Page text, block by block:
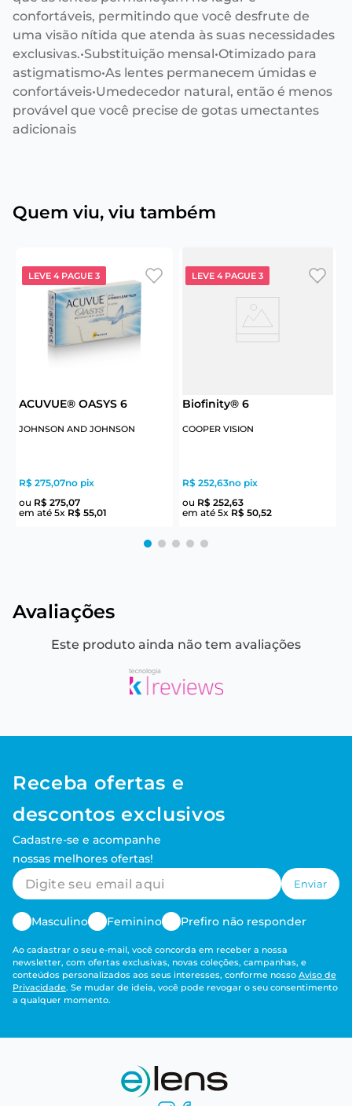
confortáveis, permitindo que você desfrute de
uma visão nítida que atenda às suas necessidades
exclusivas.•Substituição mensal•Otimizado para
astigmatismo•As lentes permanecem úmidas e
confortáveis•Umedecedor natural, então é menos
provável que você precise de gotas umectantes
adicionais
Quem viu, viu também
LEVE 4 PAGUE 3
ACUVUE® OASYS 6
JOHNSON AND JOHNSON
R$ 275,07no pix
ou R$ 275,07
em até 5x R$ 55,01
LEVE 4 PAGUE 3
Biofinity® 6
COOPER VISION
R$ 252,63no pix
ou R$ 252,63
em até 5x R$ 50,52
Avaliações
Este produto ainda não tem avaliações
Receba ofertas e
descontos exclusivos
Cadastre-se e acompanhe
nossas melhores ofertas!
Enviar
Masculino Feminino Prefiro não responder
Ao cadastrar o seu e-mail, você concorda em receber a nossa
newsletter, com ofertas exclusivas, novas coleções, campanhas, e
conteúdos personalizados aos seus interesses, conforme nosso Aviso de
Privacidade. Se mudar de ideia, você pode revogar o seu consentimento
a qualquer momento.